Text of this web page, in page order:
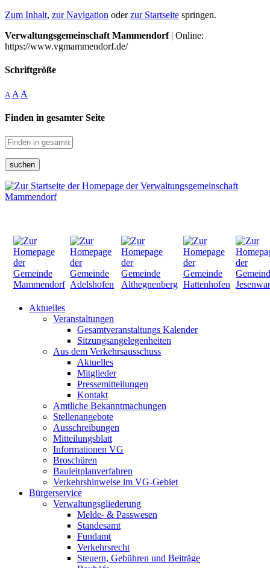
Zum Inhalt, zur Navigation oderzur Startseite springen.
Verwaltungsgemeinschaft Mammendorf| Online:
https://www.vgmammendorf.de/
Schriftgröße
A A A
Finden in gesamter Seite
suchen
Aktuelles
Veranstaltungen
Gesamtveranstaltungs Kalender
Sitzungsangelegenheiten
Aus dem Verkehrsausschuss
Aktuelles
Mitglieder
Pressemitteilungen
Kontakt
Amtliche Bekanntmachungen
Stellenangebote
Ausschreibungen
Mitteilungsblatt
Informationen VG
Broschüren
Bauleitplanverfahren
Verkehrshinweise im VG-Gebiet
Bürgerservice
Verwaltungsgliederung
Melde- & Passwesen
Standesamt
Fundamt
Verkehrsrecht
Steuern, Gebühren und Beiträge